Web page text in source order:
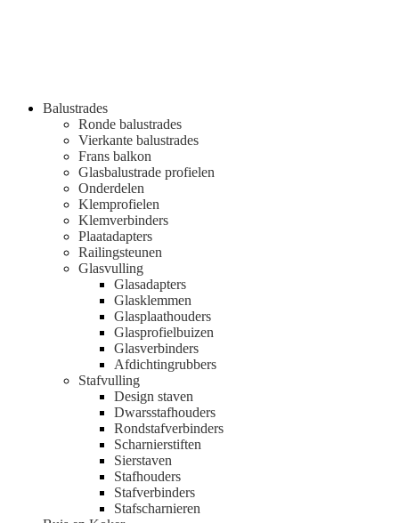
Balustrades
Ronde balustrades
Vierkante balustrades
Frans balkon
Glasbalustrade profielen
Onderdelen
Klemprofielen
Klemverbinders
Plaatadapters
Railingsteunen
Glasvulling
Glasadapters
Glasklemmen
Glasplaathouders
Glasprofielbuizen
Glasverbinders
Afdichtingrubbers
Stafvulling
Design staven
Dwarsstafhouders
Rondstafverbinders
Scharnierstiften
Sierstaven
Stafhouders
Stafverbinders
Stafscharnieren